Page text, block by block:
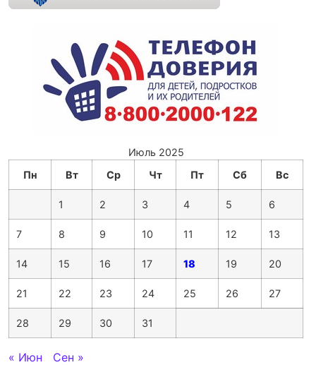
Июль 2025
Пн
Вт Ср Чт Пт Сб Вс
1 2 3 4 5 6
7 8 9 10 11 12 13
14 15 16 17 18 19 20
21 22 23 24 25 26 27
28 29 30 31
« Июн
Сен »